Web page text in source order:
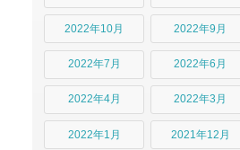
2022年10月 2022年9月
2022年7月 2022年6月
2022年4月 2022年3月
2022年1月 2021年12月